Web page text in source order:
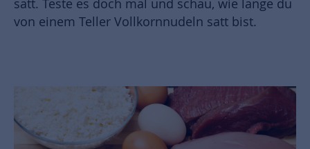
satt. Teste es doch mal und schau, wie lange du
von einem Teller Vollkornnudeln satt bist.